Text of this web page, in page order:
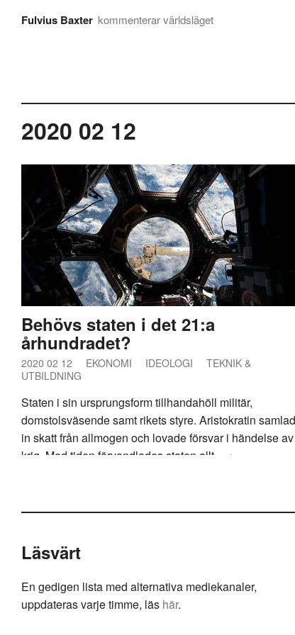
Fulvius Baxter kommenterar världsläget
2020 02 12
Behövs staten i det 21:a
århundradet?
2020 02 12 EKONOMI IDEOLOGI
TEKNIK &
UTBILDNING
Staten i sin ursprungsform tillhandahöll militär,
domstolsväsende samt rikets styre. Aristokratin
in skatt från allmogen och lovade försvar i händelse av
krig. Med tiden förvandlades staten allt
→
Läsvärt
En gedigen lista med alternativa mediekanaler,
uppdateras varje timme, läs här.